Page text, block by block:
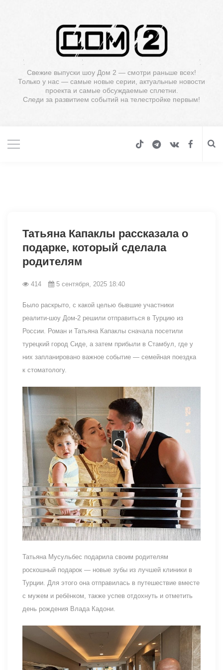
Свежие выпуски шоу Дом 2 — смотри раньше всех!
Только у нас — самые новые серии, актуальные новости
проекта и самые обсуждаемые сплетни.
Следи за развитием событий на телестройке первым!
Татьяна Капаклы рассказала о
подарке, который сделала
родителям
414 5 сентября, 2025 18:40
Было раскрыто, с какой целью бывшие участники
реалити-шоу Дом-2 решили отправиться в Турцию из
России. Роман и Татьяна Капаклы сначала посетили
турецкий город Сиде, а затем прибыли в Стамбул, где у
них запланировано важное событие — семейная поездка
к стоматологу.
Татьяна Мусульбес подарила своим родителям
роскошный подарок — новые зубы из лучшей клиники в
Турции. Для этого она отправилась в путешествие вместе
с мужем и ребёнком, также успев отдохнуть и отметить
день рождения Влада Кадони.